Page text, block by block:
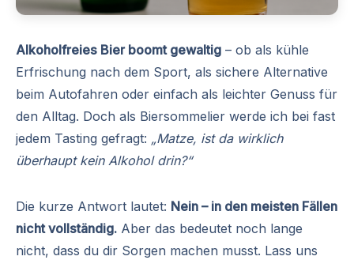
Alkoholfreies Bier boomt gewaltig – ob als kühle
Erfrischung nach dem Sport, als sichere Alternative
beim Autofahren oder einfach als leichter Genuss für
den Alltag. Doch als Biersommelier werde ich bei fast
jedem Tasting gefragt: „Matze, ist da wirklich
überhaupt kein Alkohol drin?“
Die kurze Antwort lautet: Nein – in den meisten Fällen
nicht vollständig. Aber das bedeutet noch lange
nicht, dass du dir Sorgen machen musst. Lass uns